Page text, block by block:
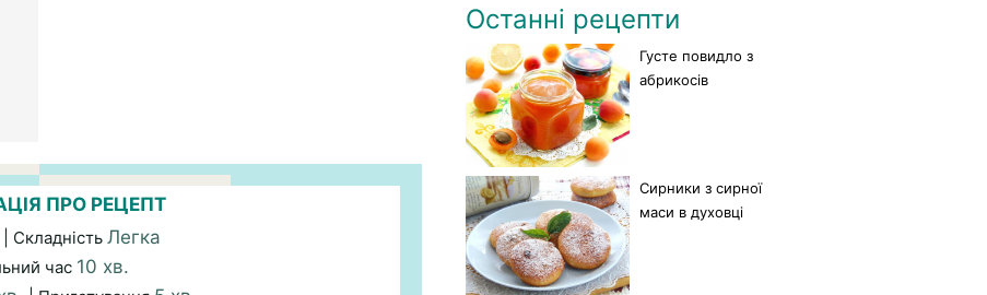
ПРО РЕЦЕПТ
| Складність Легка
час 10 хв.
Останні рецепти
Густе повидло з
абрикосів
Сирники з сирної
маси в духовці